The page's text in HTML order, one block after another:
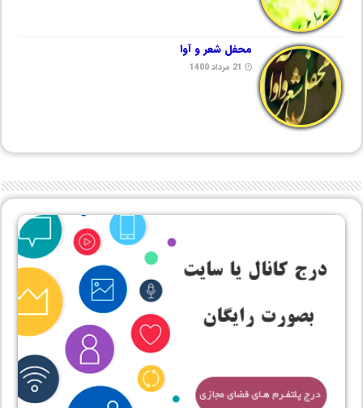
محفل شعر و آوا
21 مرداد 1400